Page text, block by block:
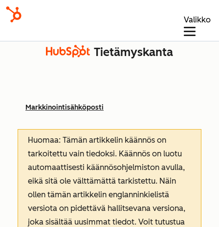
Valikko
Tietämyskanta
Markkinointisähköposti
Huomaa: Tämän artikkelin käännös on
tarkoitettu vain tiedoksi. Käännös on luotu
automaattisesti käännösohjelmiston avulla,
eikä sitä ole välttämättä tarkistettu. Näin
ollen tämän artikkelin englanninkielistä
versiota on pidettävä hallitsevana versiona,
joka sisältää uusimmat tiedot. Voit tutustua